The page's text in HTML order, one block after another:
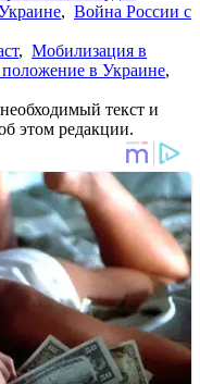
, Война России с
, Мобилизация в
в Украине,
текст и
этом редакции.